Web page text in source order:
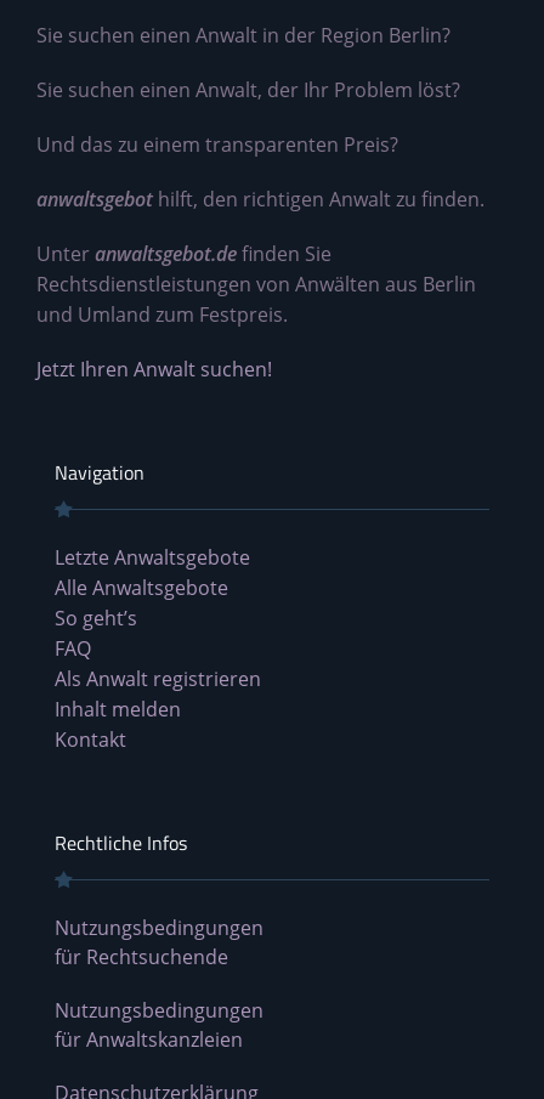
Sie suchen einen Anwalt in der Region Berlin?
Sie suchen einen Anwalt, der Ihr Problem löst?
Und das zu einem transparenten Preis?
anwaltsgebot hilft, den richtigen Anwalt zu finden.
Unteranwaltsgebot.definden Sie
Rechtsdienstleistungen von Anwälten aus Berlin
und Umland zum Festpreis.
Jetzt Ihren Anwalt suchen!
Navigation
Letzte Anwaltsgebote
Alle Anwaltsgebote
So geht’s
FAQ
Als Anwalt registrieren
Inhalt melden
Kontakt
Rechtliche Infos
Nutzungsbedingungen
für Rechtsuchende
Nutzungsbedingungen
für Anwaltskanzleien
Datenschutzerklärung